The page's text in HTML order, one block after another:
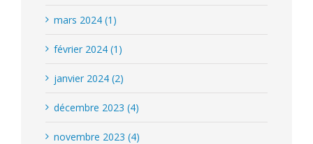
mars 2024 (1)
février 2024 (1)
janvier 2024 (2)
décembre 2023 (4)
novembre 2023 (4)